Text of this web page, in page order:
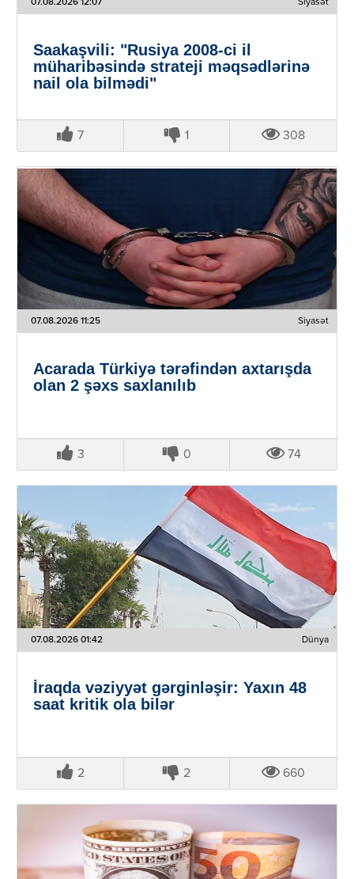
07.08.2026 12:07 Siyasət
Saakaşvili: "Rusiya 2008-ci il
müharibəsində strateji məqsədlərinə
nail ola bilmədi"
7 1 308
07.08.2026 11:25 Siyasət
Acarada Türkiyə tərəfindən axtarışda
olan 2 şəxs saxlanılıb
3 0 74
07.08.2026 01:42 Dünya
İraqda vəziyyət gərginləşir: Yaxın 48
saat kritik ola bilər
2 2 660